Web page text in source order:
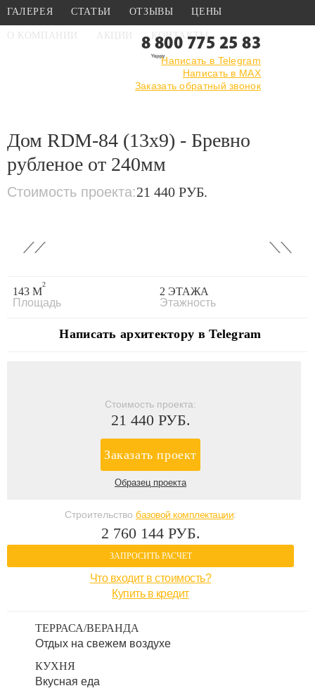
ГАЛЕРЕЯ СТАТЬИ ОТЗЫВЫ ЦЕНЫ
О КОМПАНИИ АКЦИИ КОНТАКТЫ
8 800 775 25 83
Написать в Telegram
Написать в MAX
Заказать обратный звонок
Проекты деревянных домов ›
Дом RDM-84
Дом RDM-84 (13x9) - Бревно
рубленое от 240мм
Стоимость проекта:21 440 РУБ.
‹ ›
143 М
2
Площадь
2 ЭТАЖА
Этажность
Написать архитектору в Telegram
Стоимость проекта:
21 440 РУБ.
Заказать проект
Образец проекта
Строительство базовой комплектации:
2 760 144 РУБ.
ЗАПРОСИТЬ РАСЧЕТ
Что входит в стоимость?
Купить в кредит
ТЕРРАСА/ВЕРАНДА
Отдых на свежем воздухе
КУХНЯ
Вкусная еда